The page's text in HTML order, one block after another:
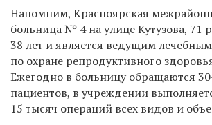
Напомним, Красноярская
больница № 4 наулице Кутузова, 71
38 лет и является ведущим
по охране репродуктивного
Ежегодно в больницу обращаются
пациентов, в учреждении
15 тысяч операций всех видов и